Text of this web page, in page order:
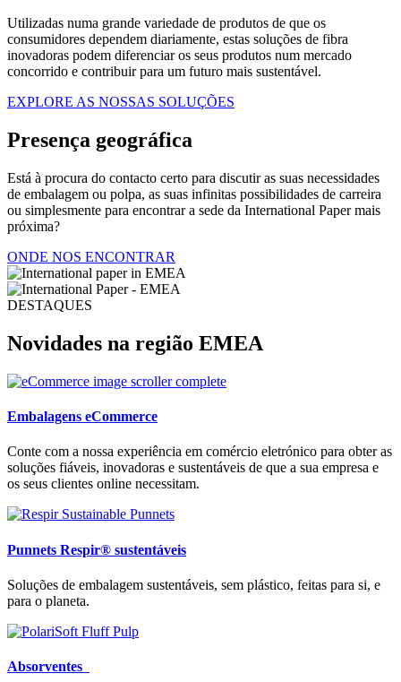
Utilizadas numa grande variedade de produtos de que os
consumidores dependem diariamente, estas soluções de fibra
inovadoras podem diferenciar os seus produtos num mercado
concorrido e contribuir para um futuro mais sustentável.
EXPLORE AS NOSSAS SOLUÇÕES
Presença geográfica
Está à procura do contacto certo para discutir as suas necessidades
de embalagem ou polpa, as suas infinitas possibilidades de carreira
ou simplesmente para encontrar a sede da International Paper mais
próxima?
ONDE NOS ENCONTRAR
DESTAQUES
Novidades na região EMEA
Embalagens eCommerce
Conte com a nossa experiência em comércio eletrónico para obter as
soluções fiáveis, inovadoras e sustentáveis de que a sua empresa e
os seus clientes online necessitam.
Punnets Respir® sustentáveis
Soluções de embalagem sustentáveis, sem plástico, feitas para si, e
para o planeta.
Absorventes